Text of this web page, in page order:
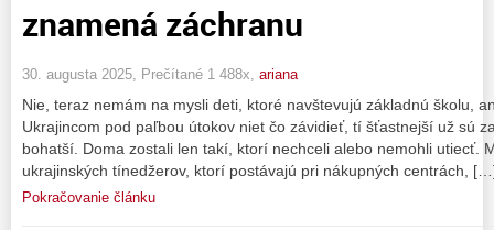
znamená záchranu
30. augusta 2025, Prečítané 1 488x, ariana
Nie, teraz nemám na mysli deti, ktoré navštevujú základnú školu,
Ukrajincom pod paľbou útokov niet čo závidieť, tí šťastnejší už sú
bohatší. Doma zostali len takí, ktorí nechceli alebo nemohli utiecť.
ukrajinských tínedžerov, ktorí postávajú pri nákupných centrách,
Pokračovanie článku